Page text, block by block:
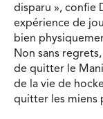
disparu », confie
expérience de
bien
Non sans
de quitter le
de la vie de
quitter les miens